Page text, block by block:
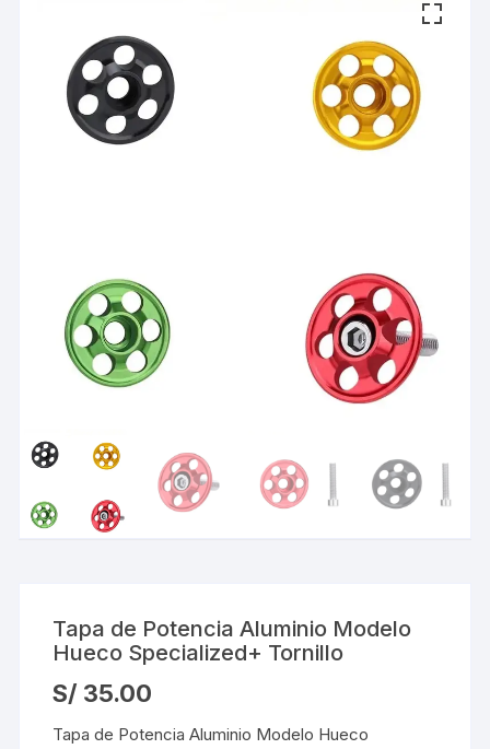
Tapa de Potencia Aluminio Modelo
Hueco Specialized+ Tornillo
S/ 35.00
Tapa de Potencia Aluminio Modelo Hueco